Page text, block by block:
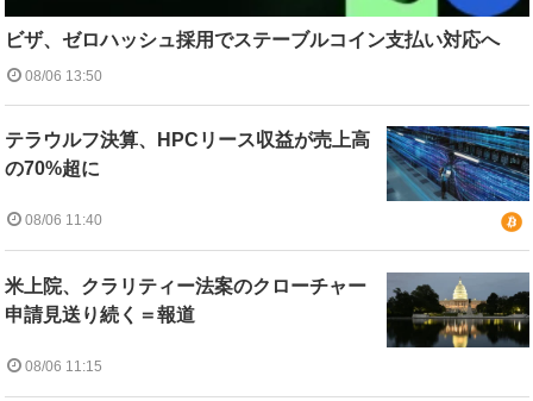
ビザ、ゼロハッシュ採用でステーブルコイン支払い対応へ
08/06 13:50
テラウルフ決算、HPCリース収益が売上高
の70%超に
08/06 11:40
米上院、クラリティー法案のクローチャー
申請見送り続く＝報道
08/06 11:15